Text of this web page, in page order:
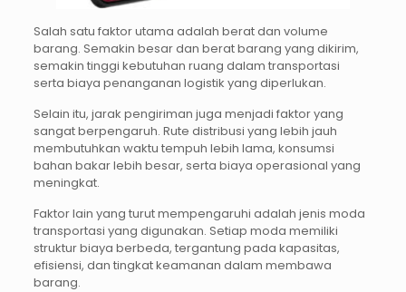
Salah satu faktor utama adalah berat dan volume
barang. Semakin besar dan berat barang yang dikirim,
semakin tinggi kebutuhan ruang dalam transportasi
serta biaya penanganan logistik yang diperlukan.
Selain itu, jarak pengiriman juga menjadi faktor yang
sangat berpengaruh. Rute distribusi yang lebih jauh
membutuhkan waktu tempuh lebih lama, konsumsi
bahan bakar lebih besar, serta biaya operasional yang
meningkat.
Faktor lain yang turut mempengaruhi adalah jenis moda
transportasi yang digunakan. Setiap moda memiliki
struktur biaya berbeda, tergantung pada kapasitas,
efisiensi, dan tingkat keamanan dalam membawa
barang.